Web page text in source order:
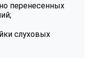
перенесенных
слуховых